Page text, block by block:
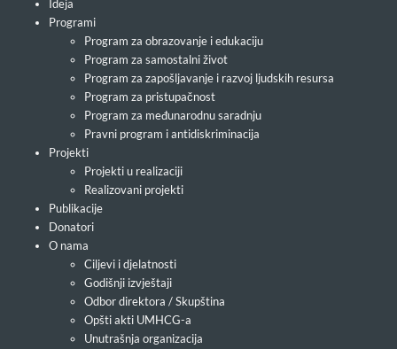
Ideja
Programi
Program za obrazovanje i edukaciju
Program za samostalni život
Program za zapošljavanje i razvoj ljudskih resursa
Program za pristupačnost
Program za međunarodnu saradnju
Pravni program i antidiskriminacija
Projekti
Projekti u realizaciji
Realizovani projekti
Publikacije
Donatori
O nama
Ciljevi i djelatnosti
Godišnji izvještaji
Odbor direktora / Skupština
Opšti akti UMHCG-a
Unutrašnja organizacija